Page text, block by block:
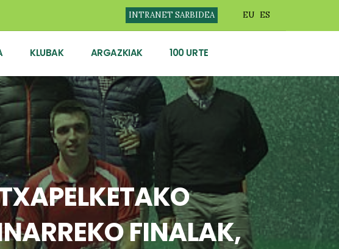
INTRANET SARBIDEA EU ES
KLUBAK ARGAZKIAK 100 URTE
FINALAK,